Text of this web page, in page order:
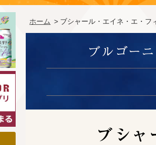
ホーム > ブシャール・エイネ・エ・フ